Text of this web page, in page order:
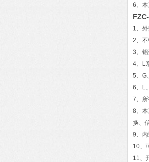
6、
1、
2、
3、
4、L
5、G
6、L
7、
8、
换、
9、
10、
11、